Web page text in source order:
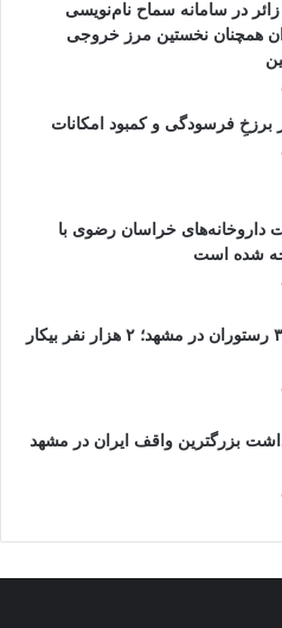
زائر در سامانه سماح نام‌نویسی
همچنان نخستین مرز خروجی
برزخِ فرسودگی و کمبود امکانات
داروخانه‌های خراسان رضوی با
شده است
تعطیلی ۳۰۰ رستوران در مشهد؛ ۲ هزار نفر بیکار
بزرگترین واقف ایران در مشهد